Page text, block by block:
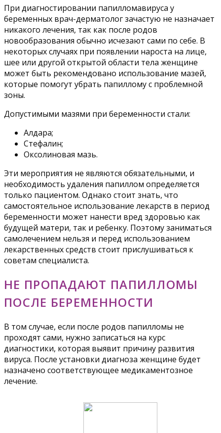
При диагностировании папилломавируса у
беременных врач-дерматолог зачастую не назначает
никакого лечения, так как после родов
новообразования обычно исчезают сами по себе. В
некоторых случаях при появлении нароста на лице,
шее или другой открытой области тела женщине
может быть рекомендовано использование мазей,
которые помогут убрать папиллому с проблемной
зоны.
Допустимыми мазями при беременности стали:
Алдара;
Стефалин;
Оксолиновая мазь.
Эти мероприятия не являются обязательными, и
необходимость удаления папиллом определяется
только пациентом. Однако стоит знать, что
самостоятельное использование лекарств в период
беременности может нанести вред здоровью как
будущей матери, так и ребенку. Поэтому заниматься
самолечением нельзя и перед использованием
лекарственных средств стоит прислушиваться к
советам специалиста.
НЕ ПРОПАДАЮТ ПАПИЛЛОМЫ
ПОСЛЕ БЕРЕМЕННОСТИ
В том случае, если после родов папилломы не
проходят сами, нужно записаться на курс
диагностики, которая выявит причину развития
вируса. После установки диагноза женщине будет
назначено соответствующее медикаментозное
лечение.